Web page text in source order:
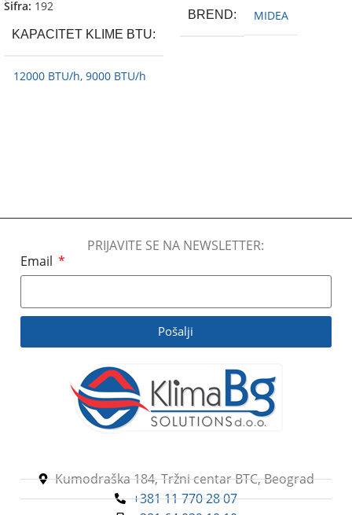
Šifra: 192
KAPACITET KLIME BTU
12000 BTU/h, 9000 BTU/h
BREND MIDEA
PRIJAVITE SE NA NEWSLETTER:
Email
Pošalji
Kumodraška 184, Tržni centar BTC, Beograd
+381 11 770 28 07